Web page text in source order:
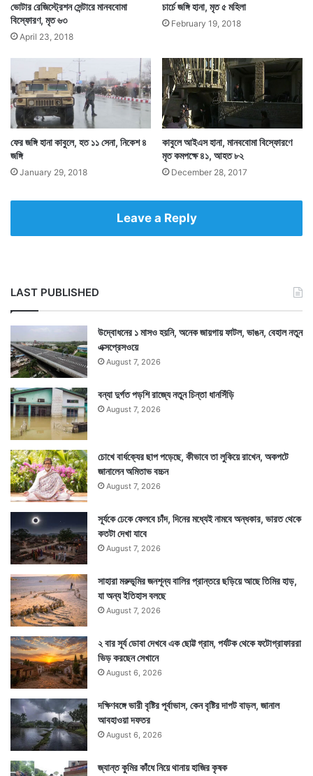
ভোটার রেজিস্ট্রেশন সেন্টারে মানববোমা
বিস্ফোরণ, মৃত ৬৩
April 23, 2018
চার্চে জঙ্গি হানা, মৃত ৫ মহিলা
February 19, 2018
ফের জঙ্গি হানা কাবুলে, হত ১১ সেনা, নিকেশ ৪
জঙ্গি
January 29, 2018
কাবুলে আইএস হানা, মানববোমা বিস্ফোরণে
মৃত কমপক্ষে ৪১, আহত ৮২
December 28, 2017
Leave a Reply
LAST PUBLISHED
উদ্বোধনের ১ মাসও হয়নি, অনেক জায়গায় ফাটল, ভাঙন, বেহাল নতুন
এক্সপ্রেসওয়ে
August 7, 2026
বন্যা দুর্গত পড়শি রাজ্যে নতুন চিন্তা ধানসিঁড়ি
August 7, 2026
চোখে বার্ধক্যের ছাপ পড়েছে, কীভাবে তা লুকিয়ে রাখেন, অকপটে
জানালেন অমিতাভ বচ্চন
August 7, 2026
সূর্যকে ঢেকে ফেলবে চাঁদ, দিনের মধ্যেই নামবে অন্ধকার, ভারত থেকে
কতটা দেখা যাবে
August 7, 2026
সাহারা মরুভূমির জনশূন্য বালির প্রান্তরে ছড়িয়ে আছে তিমির হাড়,
যা অন্য ইতিহাস বলছে
August 7, 2026
২ বার সূর্য ডোবা দেখবে এক ছোট্ট গ্রাম, পর্যটক থেকে ফটোগ্রাফাররা
ভিড় করছেন সেখানে
August 6, 2026
দক্ষিণবঙ্গে ভারী বৃষ্টির পূর্বাভাস, কেন বৃষ্টির দাপট বাড়ল, জানাল
আবহাওয়া দফতর
August 6, 2026
জ্যান্ত কুমির কাঁধে নিয়ে থানায় হাজির কৃষক